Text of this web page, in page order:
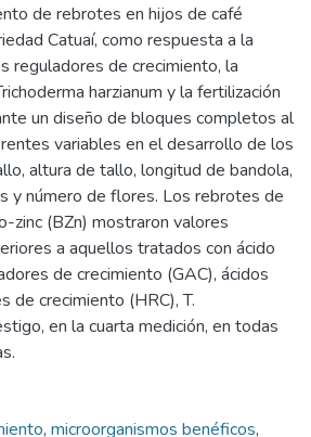
de rebrotes en hijos de café
Catuaí, como respuesta a la
reguladores de crecimiento, la
harzianum y la fertilización
un diseño de bloques completos al
variables en el desarrollo de los
altura de tallo, longitud de bandola,
y número de flores. Los rebrotes de
zinc (BZn) mostraron valores
a aquellos tratados con ácido
de crecimiento (GAC), ácidos
de crecimiento (HRC), T.
en la cuarta medición, en todas
, microorganismos benéficos,